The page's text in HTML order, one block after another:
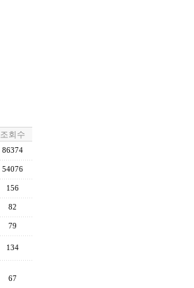
조회수
86374
54076
156
82
79
134
67